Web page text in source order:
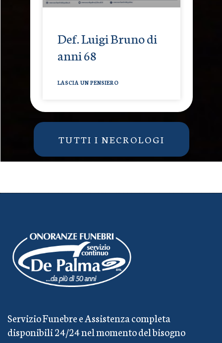
Def. Luigi Bruno di
anni 68
LASCIA UN PENSIERO
TUTTI I NECROLOGI
Servizio Funebre e Assistenza completa
disponibili 24/24 nel momento del bisogno